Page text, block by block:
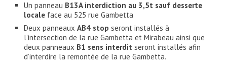
Un panneau B13A interdiction au 3,5t sauf desserte
locale face au 525 rue Gambetta
Deux panneauxAB4 stop seront installés à
l’intersection de la rue Gambetta et Mirabeau ainsi que
deux panneaux B1 sens interdit seront installés afin
d’interdire la remontée de la rue Gambetta.